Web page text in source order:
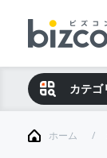
カテゴ
ホーム